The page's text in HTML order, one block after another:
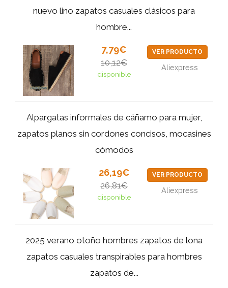
nuevo lino zapatos casuales clásicos para
hombre...
7,79€
10,12€
disponible
VER PRODUCTO
Aliexpress
Alpargatas informales de cáñamo para mujer,
zapatos planos sin cordones concisos, mocasines
cómodos
26,19€
26,81€
disponible
VER PRODUCTO
Aliexpress
2025 verano otoño hombres zapatos de lona
zapatos casuales transpirables para hombres
zapatos de...